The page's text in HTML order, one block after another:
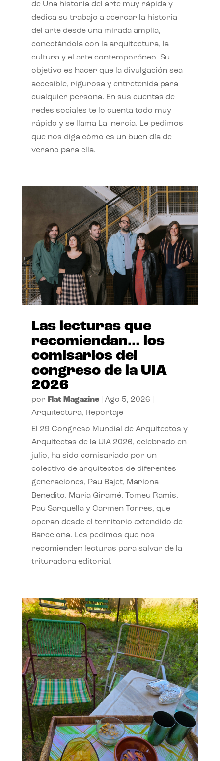
de Una historia del arte muy rápida y
dedica su trabajo a acercar la historia
del arte desde una mirada amplia,
conectándola con la arquitectura, la
cultura y el arte contemporáneo. Su
objetivo es hacer que la divulgación sea
accesible, rigurosa y entretenida para
cualquier persona. En sus cuentas de
redes sociales te lo cuenta todo muy
rápido y se llama La Inercia. Le pedimos
que nos diga cómo es un buen día de
verano para ella.
Las lecturas que
recomiendan… los
comisarios del
congreso de la UIA
2026
por Flat Magazine| Ago 5, 2026
Arquitectura, Reportaje
El 29 Congreso Mundial de Arquitectos y
Arquitectas de la UIA 2026, celebrado en
julio, ha sido comisariado por un
colectivo de arquitectos de diferentes
generaciones, Pau Bajet, Mariona
Benedito, Maria Giramé, Tomeu Ramis,
Pau Sarquella y Carmen Torres, que
operan desde el territorio extendido de
Barcelona. Les pedimos que nos
recomienden lecturas para salvar de la
trituradora editorial.